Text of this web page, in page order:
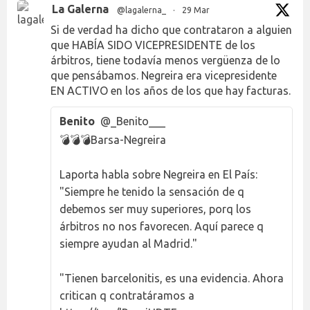
La Galerna @lagalerna_ · 29 Mar
Si de verdad ha dicho que contrataron a alguien
que HABÍA SIDO VICEPRESIDENTE de los
árbitros, tiene todavía menos vergüenza de lo
que pensábamos. Negreira era vicepresidente
EN ACTIVO en los años de los que hay facturas.
Benito @_Benito___
💣💣💣Barsa-Negreira
Laporta habla sobre Negreira en El País:
"Siempre he tenido la sensación de q
debemos ser muy superiores, porq los
árbitros no nos favorecen. Aquí parece q
siempre ayudan al Madrid."
"Tienen barcelonitis, es una evidencia. Ahora
critican q contratáramos a